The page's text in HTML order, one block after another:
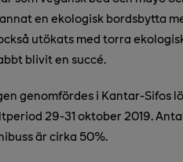
en ekologisk bordsbytta
utökats med torra
blivit en succé.
genomfördes i Kantar-Sifos
29-31 oktober 2019.
är cirka 50%.